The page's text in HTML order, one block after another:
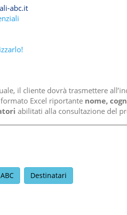
abc.it
il cliente dovrà trasmettere
Excel riportante nome,
abilitati alla consultazione del
Destinatari